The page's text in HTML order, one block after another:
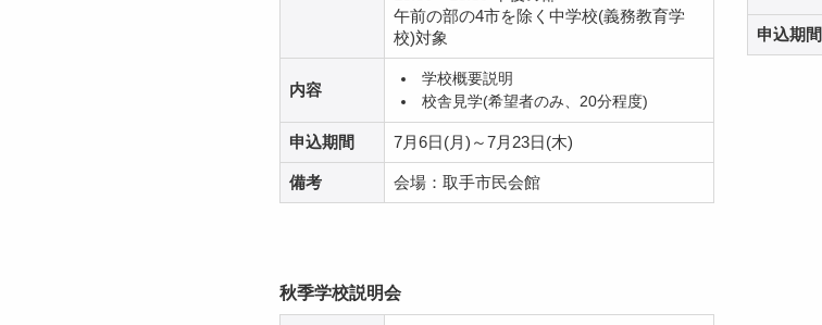
午前の部の4市を除く中学校(義務教育学
校)対象
内容
学校概要説明
校舎見学(希望者のみ、20分程度)
申込期間 7月6日(月)～7月23日(木)
備考 会場：取手市民会館
申込期間
秋季学校説明会